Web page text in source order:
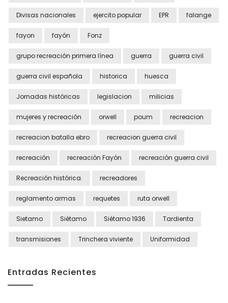
Divisas nacionales ejercito popular EPR falange
fayon fayón Fonz
grupo recreación primera línea guerra guerra civil
guerra civil española historica huesca
Jornadas históricas legislacion milicias
mujeres y recreación orwell poum recreacion
recreacion batalla ebro recreacion guerra civil
recreación recreación Fayón recreación guerra civil
Recreación histórica. recreadores
reglamento armas requetes ruta orwell
Sietamo Siétamo Siétamo 1936 Tardienta
transmisiones Trinchera viviente Uniformidad
Entradas Recientes